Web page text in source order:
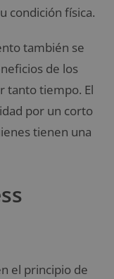
condición física.
también se
de los
tanto tiempo. El
por un corto
tienen una
el principio de